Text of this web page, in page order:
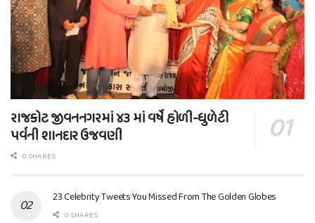
રાજકોટ જીવનનગરમાં ૪૩ માં વર્ષે હોળી-ધુળેટી
પર્વની શાનદાર ઉજવણી
0 SHARES
23 Celebrity Tweets You Missed From The Golden Globes
0 SHARES